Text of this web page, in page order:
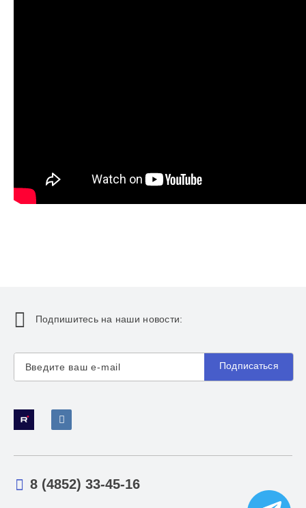
Подпишитесь на наши новости:
Подписаться
8 (4852) 33-45-16